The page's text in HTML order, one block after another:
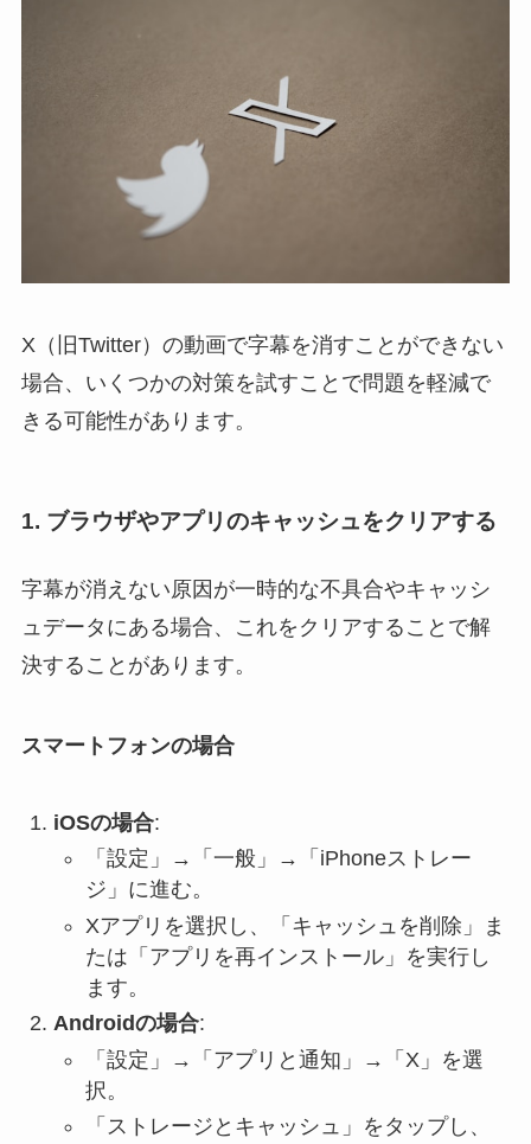
X（旧Twitter）の動画で字幕を消すことができない
場合、いくつかの対策を試すことで問題を軽減で
きる可能性があります。
1. ブラウザやアプリのキャッシュをクリアする
字幕が消えない原因が一時的な不具合やキャッシ
ュデータにある場合、これをクリアすることで解
決することがあります。
スマートフォンの場合
iOSの場合:
「設定」→「一般」→「iPhoneストレー
ジ」に進む。
Xアプリを選択し、「キャッシュを削除」ま
たは「アプリを再インストール」を実行し
ます。
Androidの場合:
「設定」→「アプリと通知」→「X」を選
択。
「ストレージとキャッシュ」をタップし、